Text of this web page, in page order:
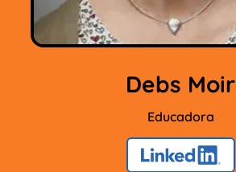
Debs Moir
Educadora